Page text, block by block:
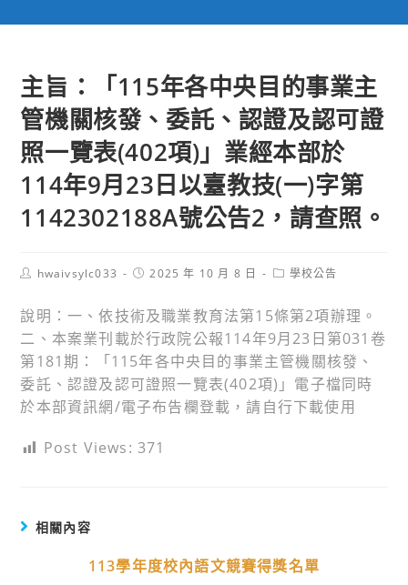
主旨：「115年各中央目的事業主
管機關核發、委託、認證及認可證
照一覽表(402項)」業經本部於
114年9月23日以臺教技(一)字第
1142302188A號公告2，請查照。
Posthwaivsylc033
Post2025 年 10 月 8 日
Post學校公告
說明：一、依技術及職業教育法第15條第2項辦理。
二、本案業刊載於行政院公報114年9月23日第031卷
第181期：「115年各中央目的事業主管機關核發、
委託、認證及認可證照一覽表(402項)」電子檔同時
於本部資訊網/電子布告欄登載，請自行下載使用
Post Views: 371
相關內容
113學年度校內語文競賽得獎名單